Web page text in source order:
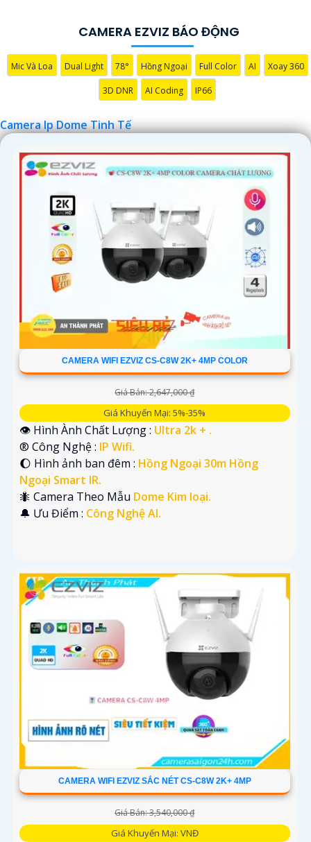
CAMERA EZVIZ BÁO ĐỘNG
Mic Và Loa Dual Light 78° Hồng Ngoại Full Color AI Xoay 360
3D DNR AI Coding IP66
Camera Ip Dome Tinh Tế
CAMERA WIFI EZVIZ CS-C8W 2K+ 4MP COLOR
Giá Bán: 2,647,000 ₫
Giá Khuyến Mại: 5%-35%
👁 Hình Ành Chất Lượng : Ultra 2k + .
®️ Công Nghệ : IP Wifi.
🌔 Hình ảnh ban đêm : Hồng Ngoại 30m Hồng
Ngoại Smart IR.
🐜 Camera Theo Mẫu Dome Kim loại.
️🔔 Ưu Điểm : Công Nghệ AI.
CAMERA WIFI EZVIZ SẮC NÉT CS-C8W 2K+ 4MP
Giá Bán: 3,540,000 ₫
Giá Khuyến Mại: VNĐ